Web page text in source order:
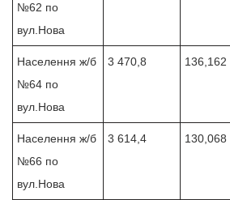
№62 по
вул.Нова
Населення ж/б
№64 по
вул.Нова
3 470,8 136,162
Населення ж/б
№66 по
вул.Нова
3 614,4 130,068